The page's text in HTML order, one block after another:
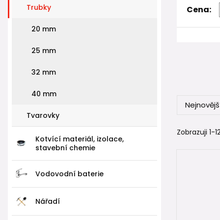
Trubky
20 mm
25 mm
32 mm
40 mm
Tvarovky
Kotvící materiál, izolace,
stavební chemie
Vodovodní baterie
Nářadí
✅
Právě
🔧
Přestože
Cena:
Zobrazuji 1-